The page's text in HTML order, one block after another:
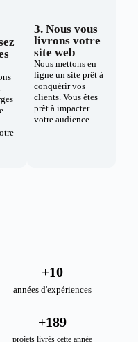
3. Nous vous
livrons votre
site web
Nous mettons en
ligne un site prêt à
conquérir vos
clients. Vous êtes
prêt à impacter
votre audience.
années d'expériences
+10
projets livrés cette année
+189